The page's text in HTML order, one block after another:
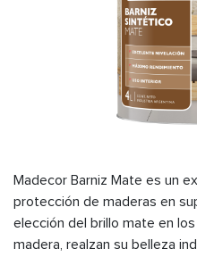
Madecor Barniz Mate es un
protección de maderas en
elección del brillo mate en
madera, realzan su belleza